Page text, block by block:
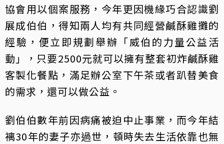
協會用以個案服務，今年更因機緣巧合認識劉
展成伯伯，得知兩人均有共同經營鹹酥雞攤的
經驗，便立即規劃舉辦「威伯的力量公益活
動」，只要2500元就可以擁有整套初炸鹹酥雞
客製化餐點，滿足辦公室下午茶或者趴替美食
的需求，還可以做公益。
劉伯伯數年前因病痛被迫中止事業，而今年結
褵30年的妻子亦過世，頓時失去生活依靠也無